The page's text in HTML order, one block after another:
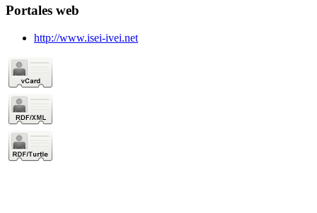
Portales web
http://www.isei-ivei.net